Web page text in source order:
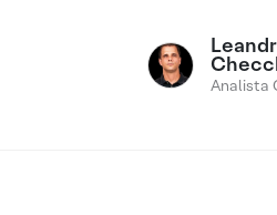
Analista